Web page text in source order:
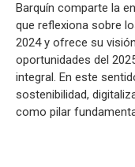
Barquín comparte la
que reflexiona sobre
2024 y ofrece su
oportunidades del
integral. En este
sostenibilidad,
como pilar